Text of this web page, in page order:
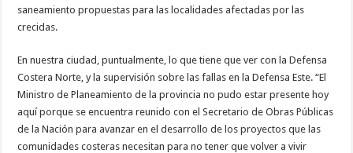
saneamiento propuestas para las localidades afectadas por las
crecidas.
En nuestra ciudad, puntualmente, lo que tiene que ver con la Defensa
Costera Norte, y la supervisión sobre las fallas en la Defensa Este. “El
Ministro de Planeamiento de la provincia no pudo estar presente hoy
aquí porque se encuentra reunido con el Secretario de Obras Públicas
de la Nación para avanzar en el desarrollo de los proyectos que las
comunidades costeras necesitan para no tener que volver a vivir